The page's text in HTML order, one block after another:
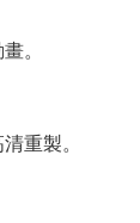
。
重製。